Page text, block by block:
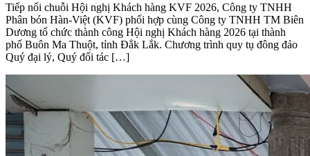
Tiếp nối chuỗi Hội nghị Khách hàng KVF 2026, Công ty TNHH
Phân bón Hàn-Việt (KVF) phối hợp cùng Công ty TNHH TM Biên
Dương tổ chức thành công Hội nghị Khách hàng 2026 tại thành
phố Buôn Ma Thuột, tỉnh Đắk Lắk. Chương trình quy tụ đông đảo
Quý đại lý, Quý đối tác […]